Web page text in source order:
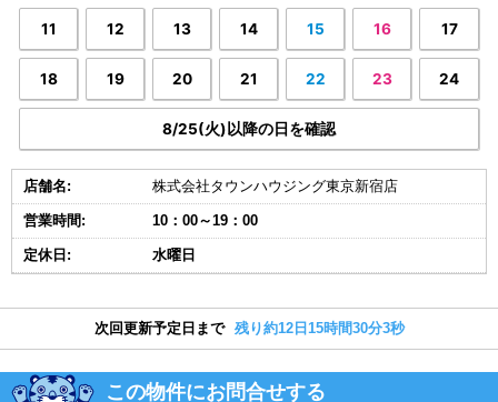
11 12 13 14 15 16 17
18 19 20 21 22 23 24
8/25(火)以降の日を確認
店舗名: 株式会社タウンハウジング東京新宿店
営業時間: 10：00～19：00
定休日: 水曜日
次回更新予定日まで 残り約12日15時間30分2秒
この物件にお問合せする